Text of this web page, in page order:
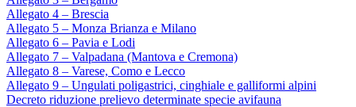
Allegato 4 – Brescia
Allegato 5 – Monza Brianza e Milano
Allegato 6 – Pavia e Lodi
Allegato 7 – Valpadana (Mantova e Cremona)
Allegato 8 – Varese, Como e Lecco
Allegato 9 – Ungulati poligastrici, cinghiale e galliformi alpini
Decreto riduzione prelievo determinate specie avifauna